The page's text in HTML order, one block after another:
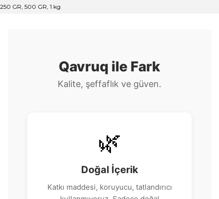
250 GR, 500 GR, 1 kg
Qavruq ile Fark
Kalite, şeffaflık ve güven.
🌿
Doğal İçerik
Katkı maddesi, koruyucu, tatlandırıcı